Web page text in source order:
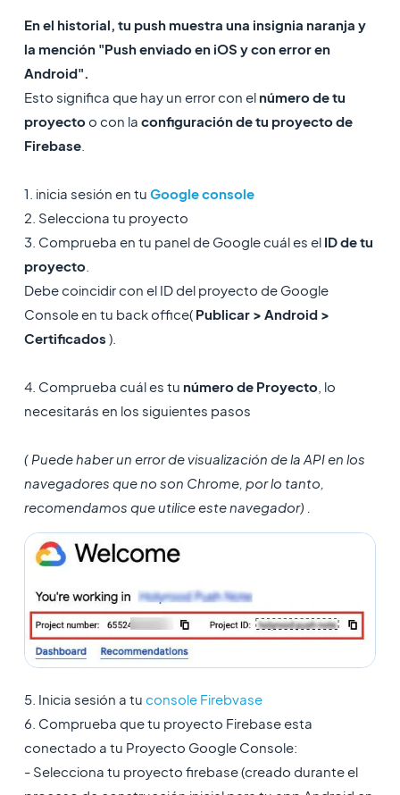
En el historial, tu push muestra una insignia naranja y
la mención "Push enviado en iOS y con error en
Android".
Esto significa que hay un error con el número de tu
proyectoo con la configuración de tu proyecto de
Firebase.
1. inicia sesión en tu Google console
2. Selecciona tu proyecto
3. Comprueba en tu panel de Google cuál es el ID de tu
proyecto.
Debe coincidir con el ID del proyecto de Google
Console en tu back office( Publicar > Android >
Certificados ).
4. Comprueba cuál es tu número de Proyecto, lo
necesitarás en los siguientes pasos
( Puede haber un error de visualización de la API en los
navegadores que no son Chrome, por lo tanto,
recomendamos que utilice este navegador) .
5. Inicia sesión a tu console Firebvase
6. Comprueba que tu proyecto Firebase esta
conectado a tu Proyecto Google Console:
- Selecciona tu proyecto firebase (creado durante el